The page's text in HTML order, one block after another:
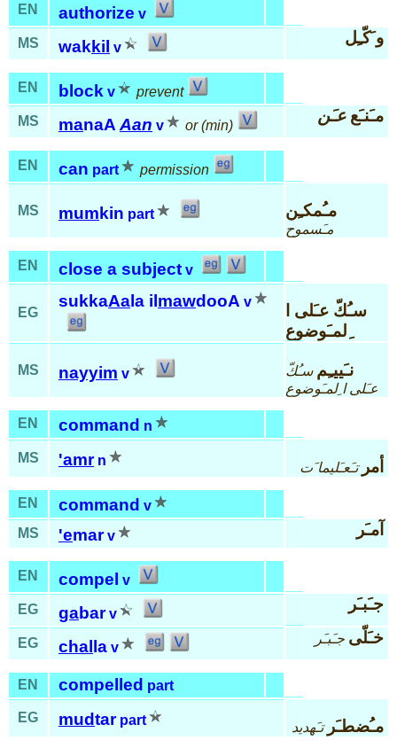
EN authorize v
MS
wakkil v
و َكّـِل
EN block v
prevent
MS
manaAAan v or (min)
مـَنـَععـَن
EN can part permission
MS mum kin part مـُمكـِن
مـَسموح
EN close a subject v
EG
sukkaAa la il mawdooA v
سـُكّ عـَلى ا
ِلمـَوضوع
MS nayyim v نـَييـِم سـُكّ
عـَلى ا ِلمـَوضوع
EN command n
MS 'amr n أمر تـَعـَليما َت
EN command v
MS
'emar v آمـَر
EN compel v
EG
gabar v
جـَبـَر
EG chal la v
خـَلّى جـَبـَر
EN compelled part
EG mudtar part مـُضطـَر تـَهديد